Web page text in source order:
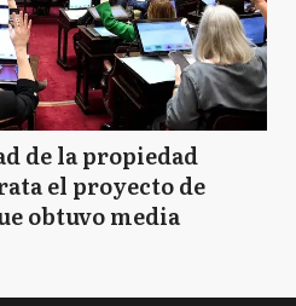
de la propiedad
el proyecto de
obtuvo media